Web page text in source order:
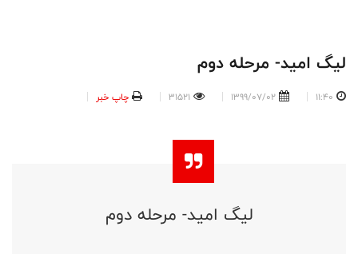
-
-
لیگ امید- مرحله دوم
11:40
1399/07/02
31521 چاپ خبر
لیگ امید- مرحله دوم